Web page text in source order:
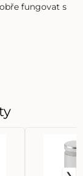
fungovat s